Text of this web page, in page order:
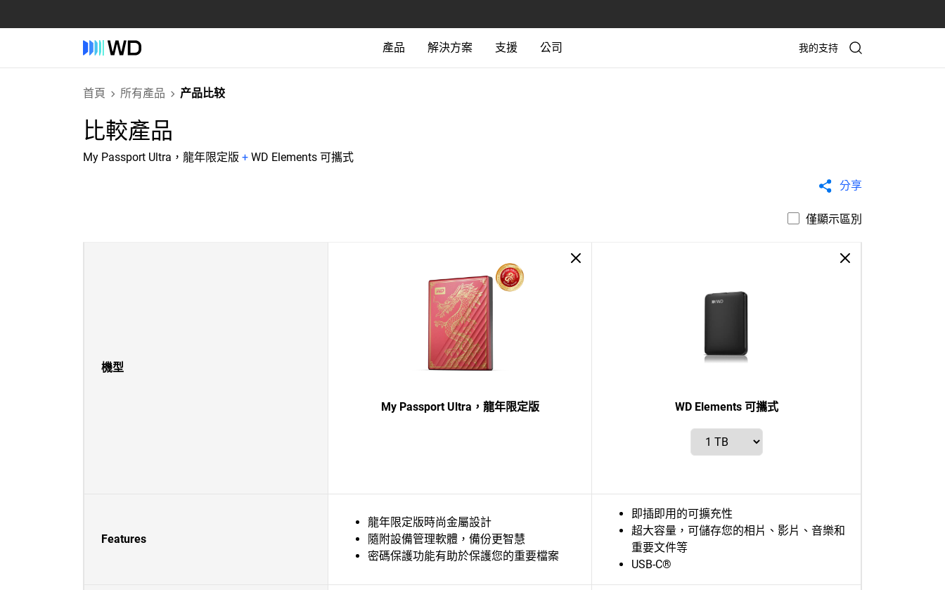
產品 解決方案 支援 公司 我的支持
首頁 所有產品 产品比较
比較產品
My Passport Ultra，龍年限定版 + WD Elements 可攜式
分享
僅顯示區別
機型
My Passport Ultra，龍年限定版 WD Elements 可攜式
Features
龍年限定版時尚金屬設計
隨附設備管理軟體，備份更智慧
密碼保護功能有助於保護您的重要檔案
即插即用的可擴充性
超大容量，可儲存您的相片、影片、音樂和
重要文件等
USB-C®